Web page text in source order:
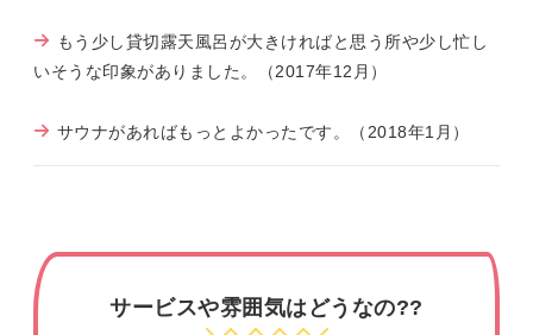
もう少し貸切露天風呂が大きければと思う所や少し忙し
いそうな印象がありました。（2017年12月）
サウナがあればもっとよかったです。（2018年1月）
サービスや雰囲気はどうなの??